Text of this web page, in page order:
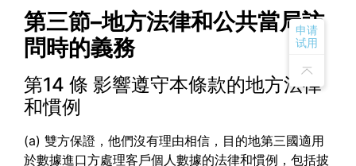
申请
试用
第三節–地方法律和公共當局訪
問時的義務
第14 條 影響遵守本條款的地方法律
和慣例
(a) 雙方保證，他們沒有理由相信，目的地第三國適用
於數據進口方處理客戶個人數據的法律和慣例，包括披